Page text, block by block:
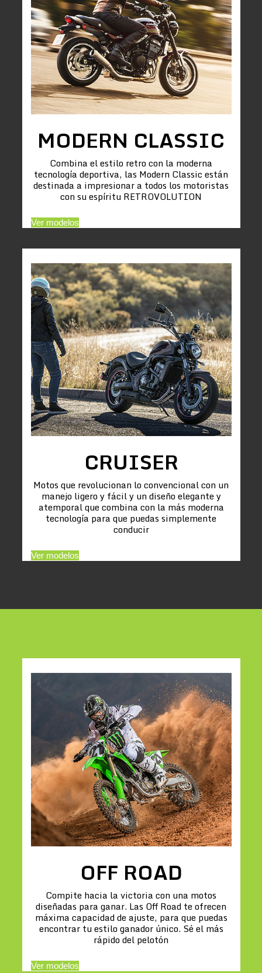
MODERN CLASSIC
Combina el estilo retro con la moderna
tecnología deportiva, las Modern Classic están
destinada a impresionar a todos los motoristas
con su espíritu RETROVOLUTION
Ver modelos
CRUISER
Motos que revolucionan lo convencional con un
manejo ligero y fácil y un diseño elegante y
atemporal que combina con la más moderna
tecnología para que puedas simplemente
conducir
Ver modelos
OFF ROAD
Compite hacia la victoria con una motos
diseñadas para ganar. Las Off Road te ofrecen
máxima capacidad de ajuste, para que puedas
encontrar tu estilo ganador único. Sé el más
rápido del pelotón
Ver modelos